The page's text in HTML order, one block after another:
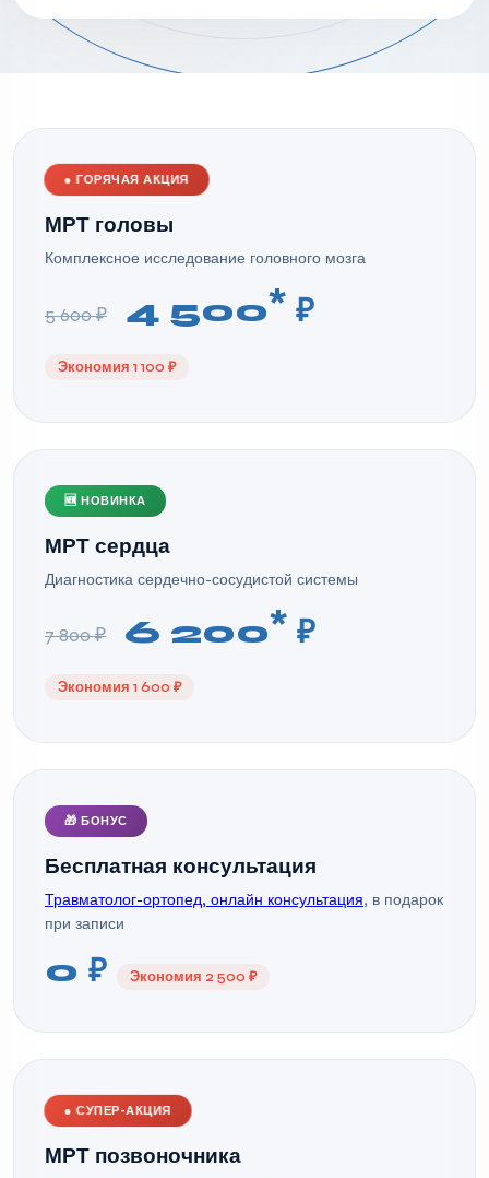
● ГОРЯЧАЯ АКЦИЯ
МРТ головы
Комплексное исследование головного мозга
5 600 ₽ 4 500* ₽
Экономия 1 100 ₽
🆕 НОВИНКА
МРТ сердца
Диагностика сердечно-сосудистой системы
7 800 ₽ 6 200* ₽
Экономия 1 600 ₽
🎁 БОНУС
Бесплатная консультация
Травматолог-ортопед, онлайн консультация, в подарок
при записи
0 ₽ Экономия 2 500 ₽
● СУПЕР-АКЦИЯ
МРТ позвоночника